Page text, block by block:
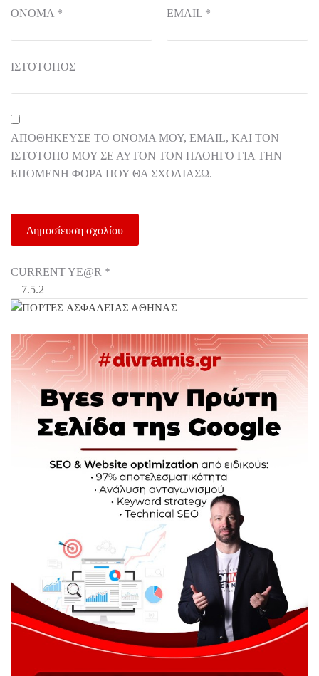
ΌΝΟΜΑ * EMAIL *
ΙΣΤΌΤΟΠΟΣ
ΑΠΟΘΉΚΕΥΣΕ ΤΟ ΌΝΟΜΆ ΜΟΥ, EMAIL, ΚΑΙ ΤΟΝ
ΙΣΤΌΤΟΠΟ ΜΟΥ ΣΕ ΑΥΤΌΝ ΤΟΝ ΠΛΟΗΓΌ ΓΙΑ ΤΗΝ
ΕΠΌΜΕΝΗ ΦΟΡΆ ΠΟΥ ΘΑ ΣΧΟΛΙΆΣΩ.
CURRENT YE@R *